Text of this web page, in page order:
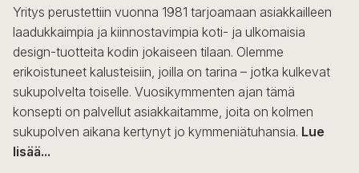
Yritys perustettiin vuonna 1981 tarjoamaan asiakkailleen
laadukkaimpia ja kiinnostavimpia koti- ja ulkomaisia
design-tuotteita kodin jokaiseen tilaan. Olemme
erikoistuneet kalusteisiin, joilla on tarina – jotka kulkevat
sukupolvelta toiselle. Vuosikymmenten ajan tämä
konsepti on palvellut asiakkaitamme, joita on kolmen
sukupolven aikana kertynyt jo kymmeniätuhansia. Lue
lisää...